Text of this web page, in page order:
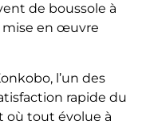
de boussole à
mise en œuvre
l’un des
rapide du
où tout évolue à